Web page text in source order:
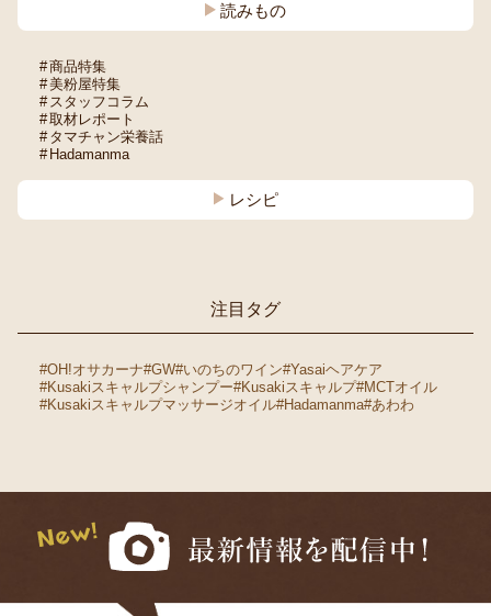
読みもの
商品特集
美粉屋特集
スタッフコラム
取材レポート
タマチャン栄養話
Hadamanma
レシピ
注目タグ
#OH!オサカーナ#GW#いのちのワイン#Yasaiヘアケア
#Kusakiスキャルプシャンプー#Kusakiスキャルプ#MCTオイル
#Kusakiスキャルプマッサージオイル#Hadamanma#あわわ